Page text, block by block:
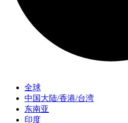
全球
中国大陆/香港/台湾
东南亚
印度